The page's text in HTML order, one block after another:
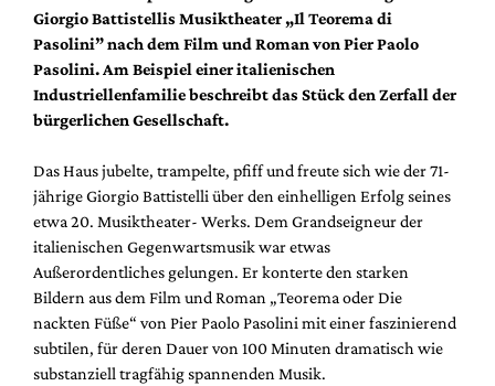
Alle Hefte
Leseproben
Podcast
Service
Shop / Abo
Newsletter
Redaktion
Autor:innen
Partner
Mediadaten
Suche
Giorgio Battistellis Musiktheater „Il Teorema di
Pasolini” nach dem Film und Roman von Pier Paolo
Pasolini. Am Beispiel einer italienischen
Industriellenfamilie beschreibt das Stück den Zerfall der
bürgerlichen Gesellschaft.
Das Haus jubelte, trampelte, pfiff und freute sich wie der 71-
jährige Giorgio Battistelli über den einhelligen Erfolg seines
etwa 20. Musiktheater- Werks. Dem Grandseigneur der
italienischen Gegenwartsmusik war etwas
Außerordentliches gelungen. Er konterte den starken
Bildern aus dem Film und Roman „Teorema oder Die
nackten Füße“ von Pier Paolo Pasolini mit einer faszinierend
subtilen, für deren Dauer von 100 Minuten dramatisch wie
substanziell tragfähig spannenden Musik.